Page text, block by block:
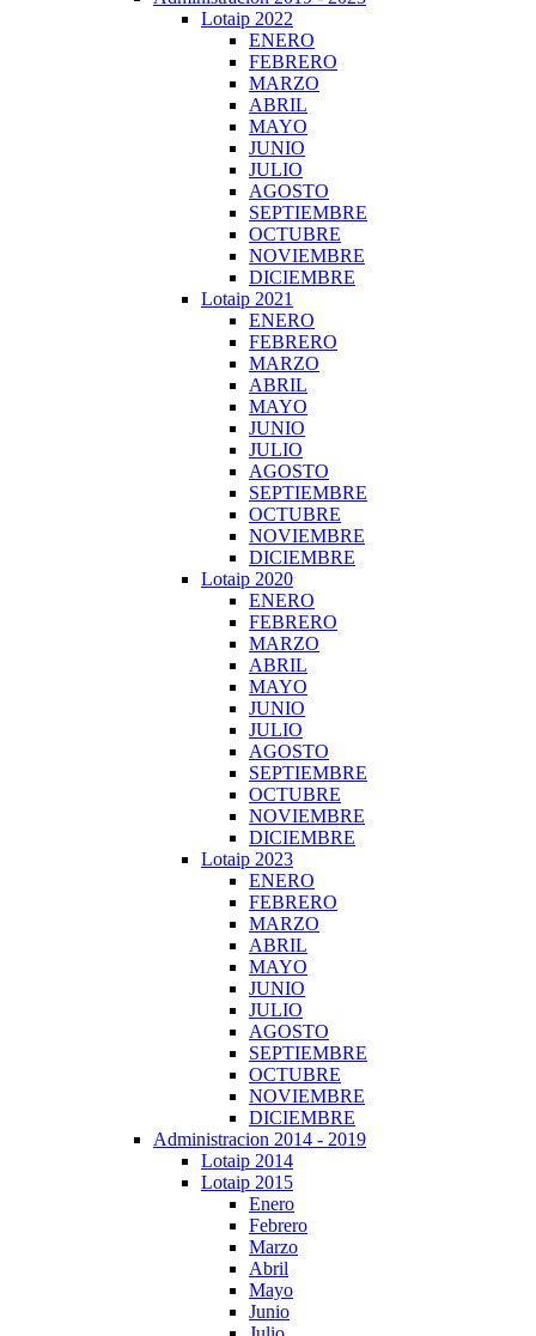
Lotaip 2022
ENERO
FEBRERO
MARZO
ABRIL
MAYO
JUNIO
JULIO
AGOSTO
SEPTIEMBRE
OCTUBRE
NOVIEMBRE
DICIEMBRE
Lotaip 2021
ENERO
FEBRERO
MARZO
ABRIL
MAYO
JUNIO
JULIO
AGOSTO
SEPTIEMBRE
OCTUBRE
NOVIEMBRE
DICIEMBRE
Lotaip 2020
ENERO
FEBRERO
MARZO
ABRIL
MAYO
JUNIO
JULIO
AGOSTO
SEPTIEMBRE
OCTUBRE
NOVIEMBRE
DICIEMBRE
Lotaip 2023
ENERO
FEBRERO
MARZO
ABRIL
MAYO
JUNIO
JULIO
AGOSTO
SEPTIEMBRE
OCTUBRE
NOVIEMBRE
DICIEMBRE
Administracion 2014 - 2019
Lotaip 2014
Lotaip 2015
Enero
Febrero
Marzo
Abril
Mayo
Junio